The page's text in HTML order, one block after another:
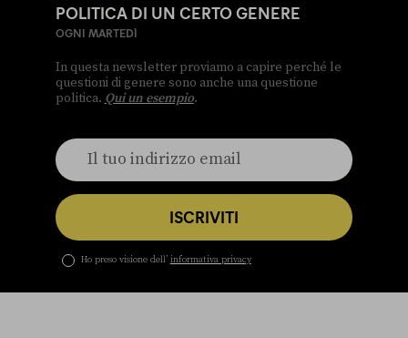
POLITICA DI UN CERTO GENERE
OGNI MARTEDÌ
In questa newsletter proviamo a capire perché le
questioni di genere sono anche una questione
politica. Qui un esempio.
ISCRIVITI
Ho preso visione dell’ informativa privacy